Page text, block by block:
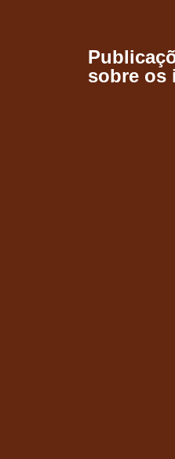
sobre os